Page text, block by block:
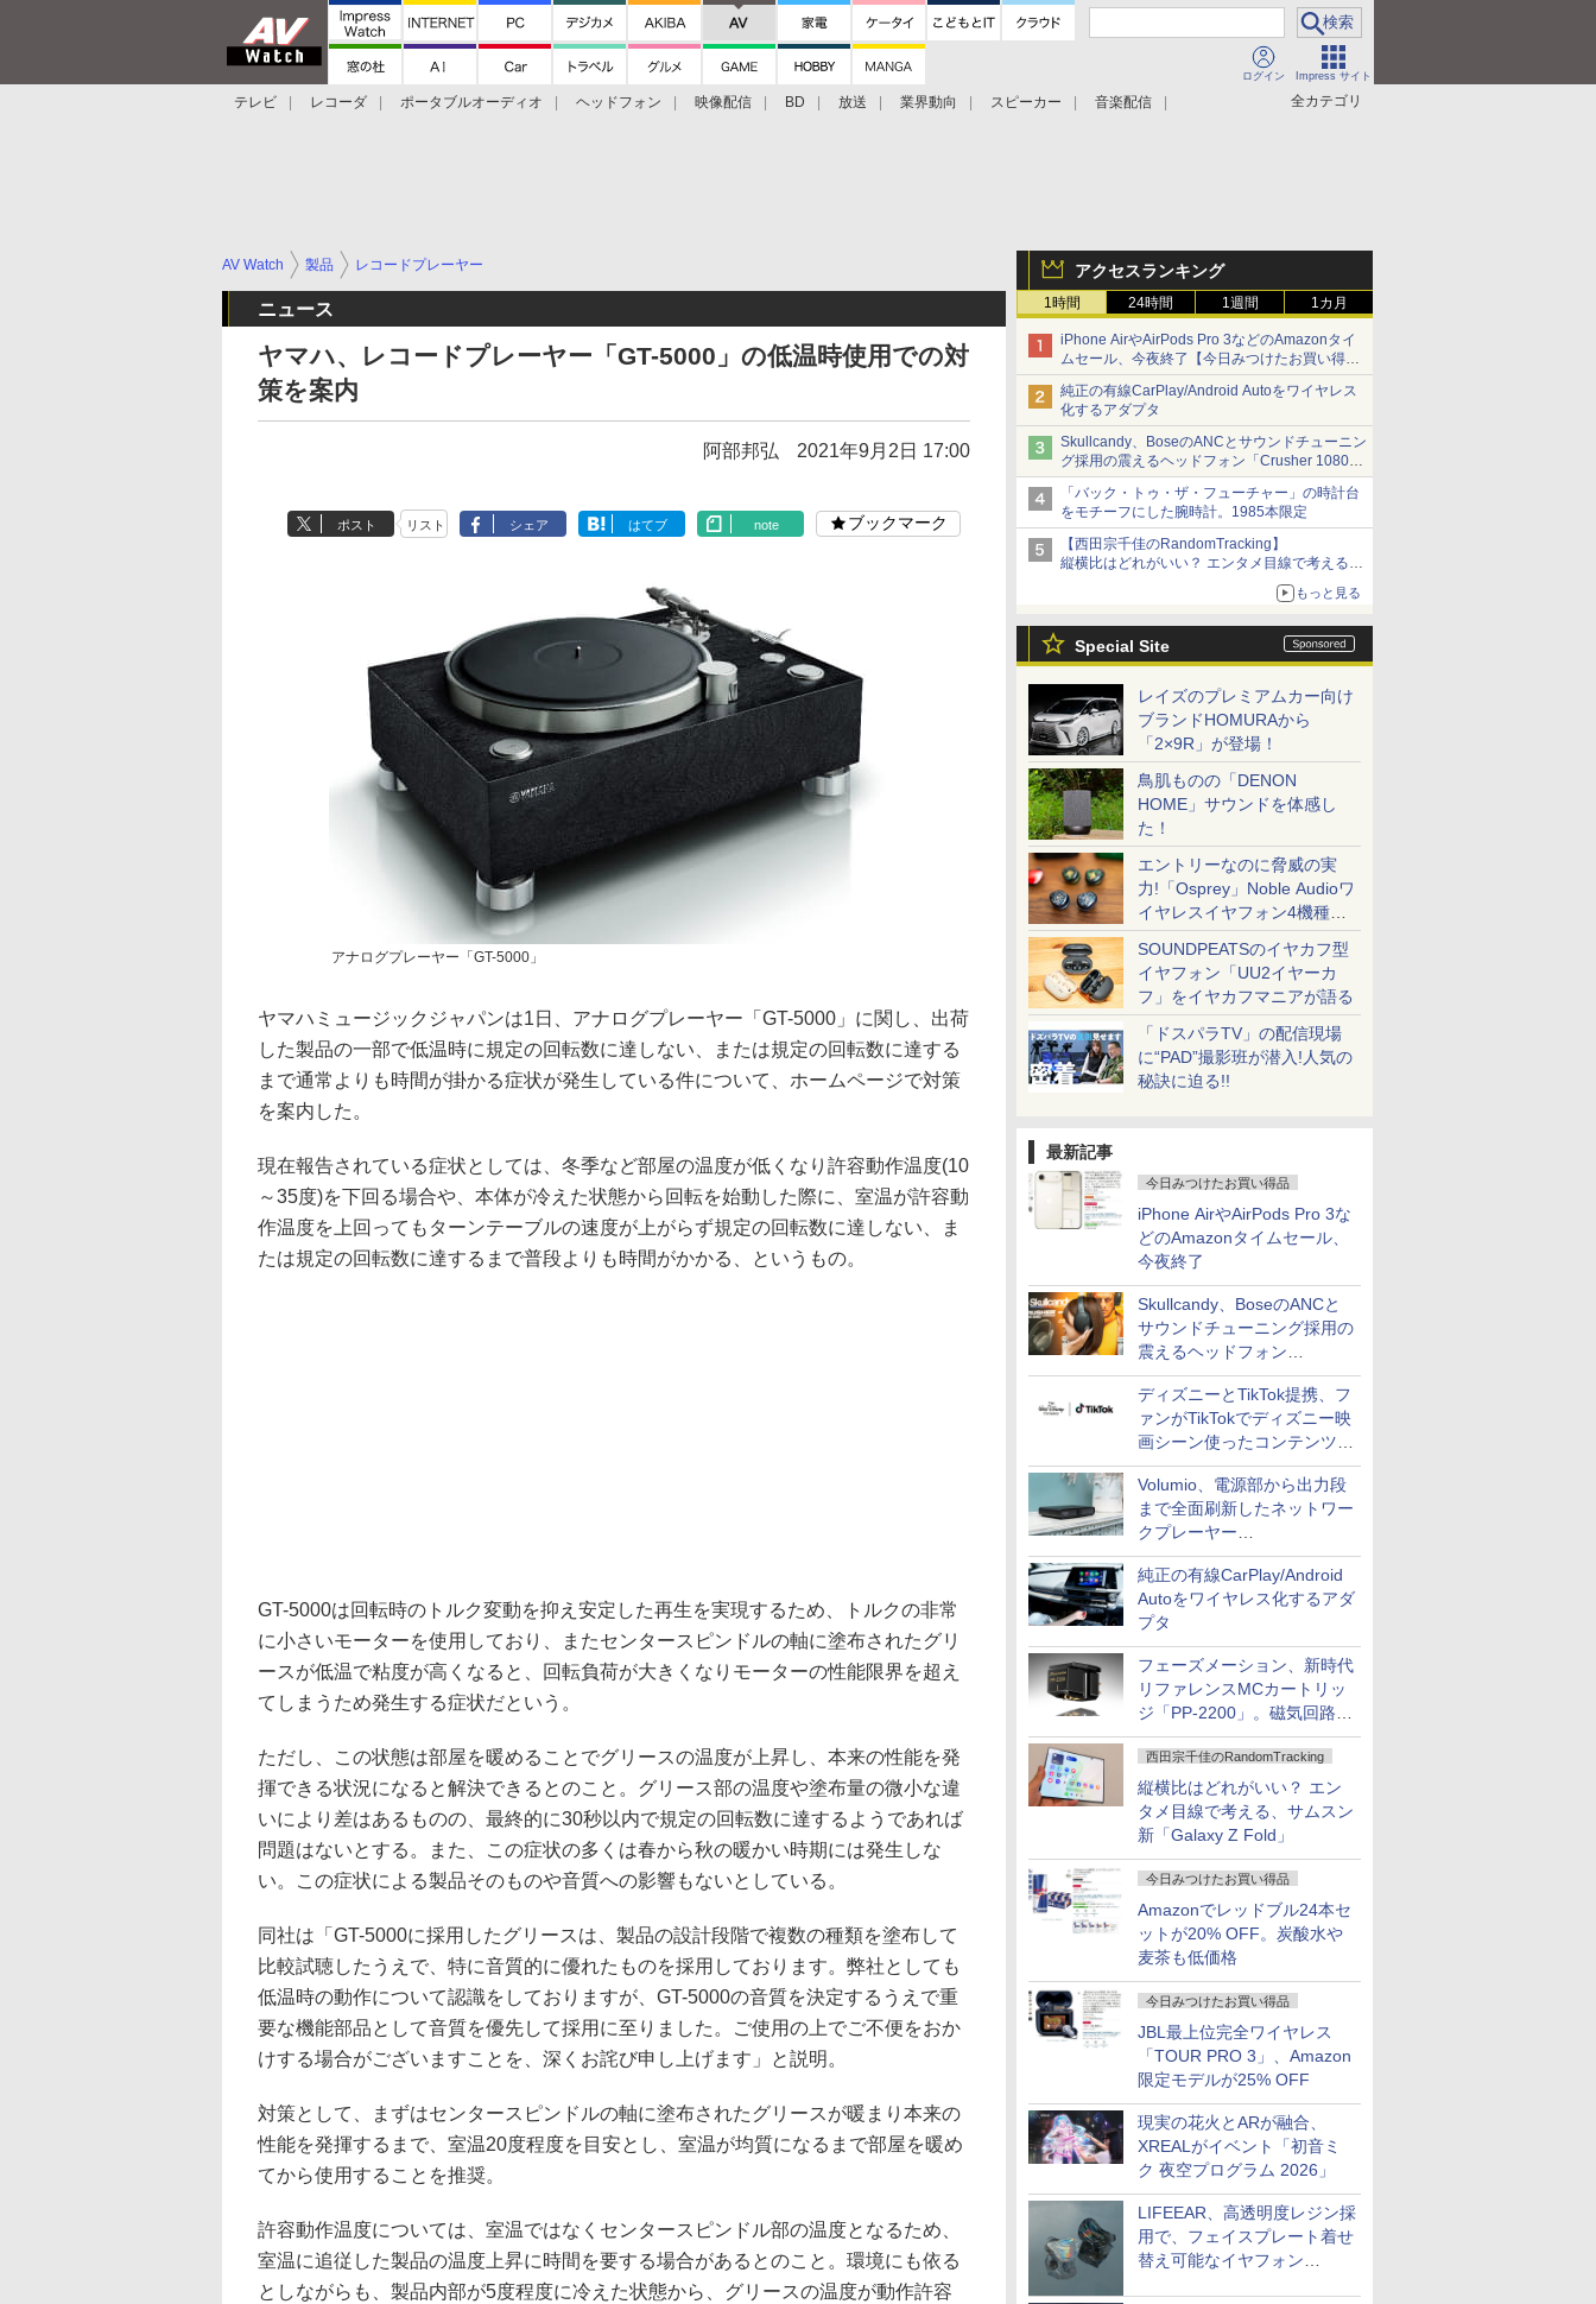
ログイン Impress サイト
全カテゴリ
テレビ レコーダ ポータブルオーディオ ヘッドフォン 映像配信 BD 放送 業界動向 スピーカー
音楽配信
アクセスランキング
1時間 24時間 1週間 1カ月
iPhone AirやAirPods Pro 3などのAmazonタイ
ムセール、今夜終了【今日みつけたお買い得
品】
純正の有線CarPlay/Android Autoをワイヤレス
化するアダプタ
Skullcandy、BoseのANCとサウンドチューニン
グ採用の震えるヘッドフォン「Crusher 1080
ANC」
「バック・トゥ・ザ・フューチャー」の時計台
をモチーフにした腕時計。1985本限定
【西田宗千佳のRandomTracking】
縦横比はどれがいい？ エンタメ目線で考える、
もっと見る
Special Site
レイズのプレミアムカー向け
ブランドHOMURAから
「2×9R」が登場！
鳥肌ものの「DENON
HOME」サウンドを体感し
た！
エントリーなのに脅威の実
力!「Osprey」Noble Audioワ
イヤレスイヤフォン4機種を
一気に聴く
SOUNDPEATSのイヤカフ型
イヤフォン「UU2イヤーカ
フ」をイヤカフマニアが語る
「ドスパラTV」の配信現場
に“PAD”撮影班が潜入!人気の
秘訣に迫る!!
最新記事
今日みつけたお買い得品
iPhone AirやAirPods Pro 3な
どのAmazonタイムセール、
今夜終了
Skullcandy、BoseのANCと
サウンドチューニング採用の
震えるヘッドフォン
「Crusher 1080 ANC」
ディズニーとTikTok提携、フ
ァンがTikTokでディズニー映
画シーン使ったコンテンツ制
作、Disney+にも配信
Volumio、電源部から出力段
まで全面刷新したネットワー
クプレーヤー
「Primo（2026）」
純正の有線CarPlay/Android
Autoをワイヤレス化するアダ
プタ
フェーズメーション、新時代
リファレンスMCカートリッ
ジ「PP-2200」。磁気回路や
ハウジングを根本から見直し
西田宗千佳のRandomTracking
縦横比はどれがいい？ エン
タメ目線で考える、サムスン
新「Galaxy Z Fold」
今日みつけたお買い得品
Amazonでレッドブル24本セ
ットが20% OFF。炭酸水や
麦茶も低価格
今日みつけたお買い得品
JBL最上位完全ワイヤレス
「TOUR PRO 3」、Amazon
限定モデルが25% OFF
現実の花火とARが融合、
XREALがイベント「初音ミ
ク 夜空プログラム 2026」
LIFEEAR、高透明度レジン採
用で、フェイスプレート着せ
替え可能なイヤフォン
AV Watch 製品 レコードプレーヤー
ニュース
ヤマハ、レコードプレーヤー「GT-5000」の低温時使用での対
策を案内
阿部邦弘 2021年9月2日 17:00
ポスト リスト シェア はてブ note ブックマーク
アナログプレーヤー「GT-5000」
ヤマハミュージックジャパンは1日、アナログプレーヤー「GT-5000」に関し、出荷
した製品の一部で低温時に規定の回転数に達しない、または規定の回転数に達する
まで通常よりも時間が掛かる症状が発生している件について、ホームページで対策
を案内した。
現在報告されている症状としては、冬季など部屋の温度が低くなり許容動作温度(10
～35度)を下回る場合や、本体が冷えた状態から回転を始動した際に、室温が許容動
作温度を上回ってもターンテーブルの速度が上がらず規定の回転数に達しない、ま
たは規定の回転数に達するまで普段よりも時間がかかる、というもの。
GT-5000は回転時のトルク変動を抑え安定した再生を実現するため、トルクの非常
に小さいモーターを使用しており、またセンタースピンドルの軸に塗布されたグリ
ースが低温で粘度が高くなると、回転負荷が大きくなりモーターの性能限界を超え
てしまうため発生する症状だという。
ただし、この状態は部屋を暖めることでグリースの温度が上昇し、本来の性能を発
揮できる状況になると解決できるとのこと。グリース部の温度や塗布量の微小な違
いにより差はあるものの、最終的に30秒以内で規定の回転数に達するようであれば
問題はないとする。また、この症状の多くは春から秋の暖かい時期には発生しな
い。この症状による製品そのものや音質への影響もないとしている。
同社は「GT-5000に採用したグリースは、製品の設計段階で複数の種類を塗布して
比較試聴したうえで、特に音質的に優れたものを採用しております。弊社としても
低温時の動作について認識をしておりますが、GT-5000の音質を決定するうえで重
要な機能部品として音質を優先して採用に至りました。ご使用の上でご不便をおか
けする場合がございますことを、深くお詫び申し上げます」と説明。
対策として、まずはセンタースピンドルの軸に塗布されたグリースが暖まり本来の
性能を発揮するまで、室温20度程度を目安とし、室温が均質になるまで部屋を暖め
てから使用することを推奨。
許容動作温度については、室温ではなくセンタースピンドル部の温度となるため、
室温に追従した製品の温度上昇に時間を要する場合があるとのこと。環境にも依る
としながらも、製品内部が5度程度に冷えた状態から、グリースの温度が動作許容